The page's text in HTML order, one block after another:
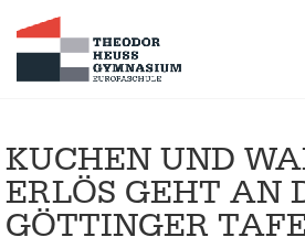
KUCHEN UND
ERLÖS GEHT AN
GÖTTINGER